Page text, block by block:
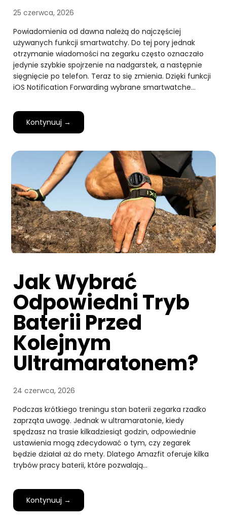
25 czerwca, 2026
Powiadomienia od dawna należą do najczęściej
używanych funkcji smartwatchy. Do tej pory jednak
otrzymanie wiadomości na zegarku często oznaczało
jedynie szybkie spojrzenie na nadgarstek, a następnie
sięgnięcie po telefon. Teraz to się zmienia. Dzięki funkcji
iOS Notification Forwarding wybrane smartwatche…
Kontynuuj →
Jak Wybrać
Odpowiedni Tryb
Baterii Przed
Kolejnym
Ultramaratonem?
24 czerwca, 2026
Podczas krótkiego treningu stan baterii zegarka rzadko
zaprząta uwagę. Jednak w ultramaratonie, kiedy
spędzasz na trasie kilkadziesiąt godzin, odpowiednie
ustawienia mogą zdecydować o tym, czy zegarek
będzie działał aż do mety. Dlatego Amazfit oferuje kilka
trybów pracy baterii, które pozwalają…
Kontynuuj →